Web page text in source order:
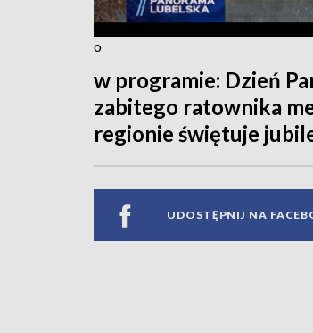
o
w programie: Dzień
zabitego ratownika
regionie świętuje
UDOSTĘPNIJ NA